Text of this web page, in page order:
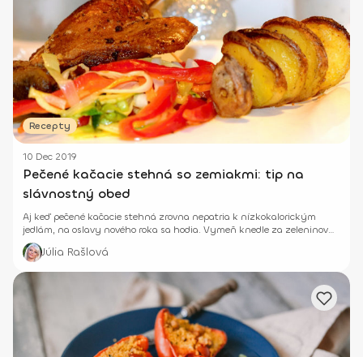
Recepty
10 Dec 2019
Pečené kačacie stehná so zemiakmi: tip na
slávnostný obed
Aj keď pečené kačacie stehná zrovna nepatria k nízkokalorickým
jedlám, na oslavy nového roka sa hodia. Vymeň knedle za zeleninovú
prílohu.
Júlia Rašlová